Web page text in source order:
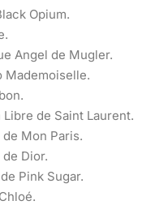
Opium.
Angel de Mugler.
Mademoiselle.
de Saint Laurent.
Mon Paris.
Dior.
Pink Sugar.